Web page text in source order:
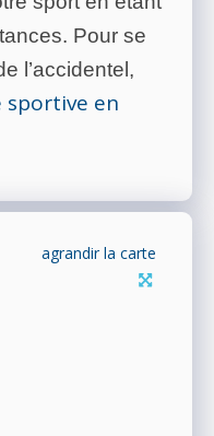
Pour se
l’accidentel,
sportive en
agrandir la carte